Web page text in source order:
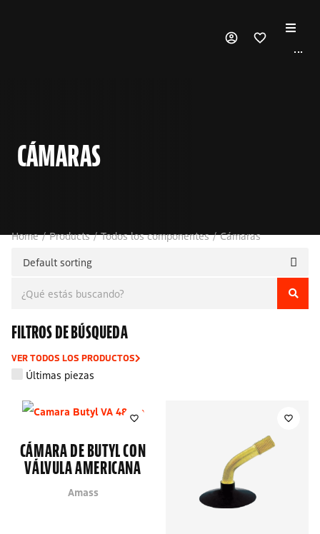
···
CÁMARAS
Home / Products / Todos los componentes / Cámaras
FILTROS DE BÚSQUEDA
VER TODOS LOS PRODUCTOS
Últimas piezas
CÁMARA DE BUTYL CON
VÁLVULA AMERICANA
Amass